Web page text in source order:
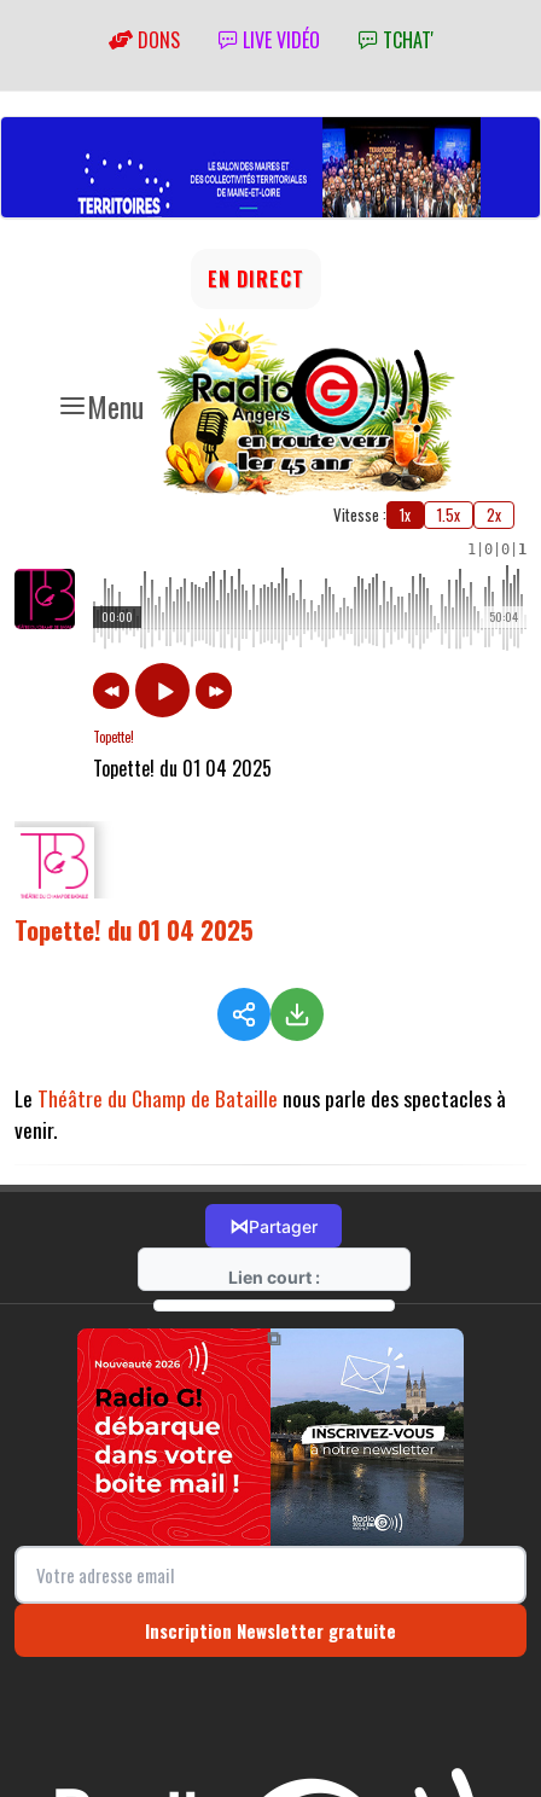
DONS LIVE VIDÉO TCHAT'
Menu
EN DIRECT
Vitesse : 1x 1.5x 2x
1 0 0 1
50:04
00:00
Topette!
Topette! du 01 04 2025
Topette! du 01 04 2025
Le Théâtre du Champ de Bataille nous parle des spectacles à
venir.
⋈Partager
Lien court :
https://radio-g.fr?17334
⧉
Inscription Newsletter gratuite